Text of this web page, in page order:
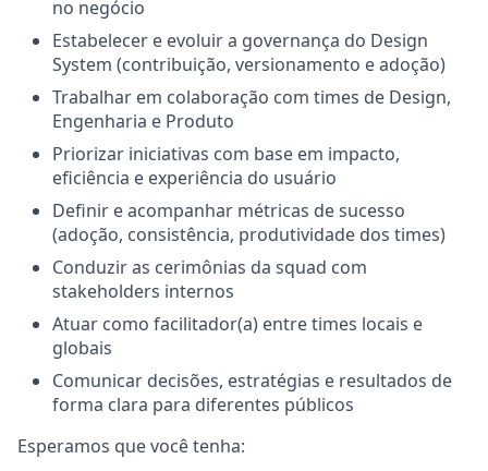
no negócio
Estabelecer e evoluir a governança do Design
System (contribuição, versionamento e adoção)
Trabalhar em colaboração com times de Design,
Engenharia e Produto
Priorizar iniciativas com base em impacto,
eficiência e experiência do usuário
Definir e acompanhar métricas de sucesso
(adoção, consistência, produtividade dos times)
Conduzir as cerimônias da squad com
stakeholders internos
Atuar como facilitador(a) entre times locais e
globais
Comunicar decisões, estratégias e resultados de
forma clara para diferentes públicos
Esperamos que você tenha: